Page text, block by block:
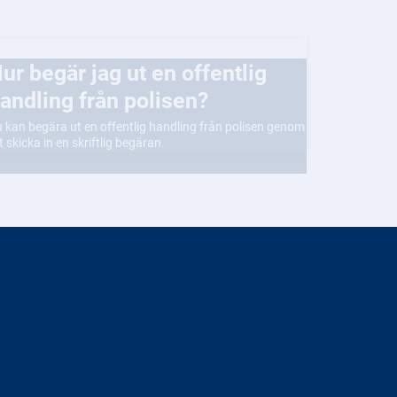
från polisen?
kan begära ut en offentlig handling från polisen genom
skicka in en skriftlig begäran.